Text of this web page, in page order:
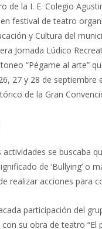
de la I. E. Colegio
festival de teatro
y Cultura del
Jornada Lúdico
“Pégame al arte”
27 y 28 de septiembre
de la Gran
se buscaba
de ‘Bullying’ o
realizar acciones para
participación del
su obra de teatro “El